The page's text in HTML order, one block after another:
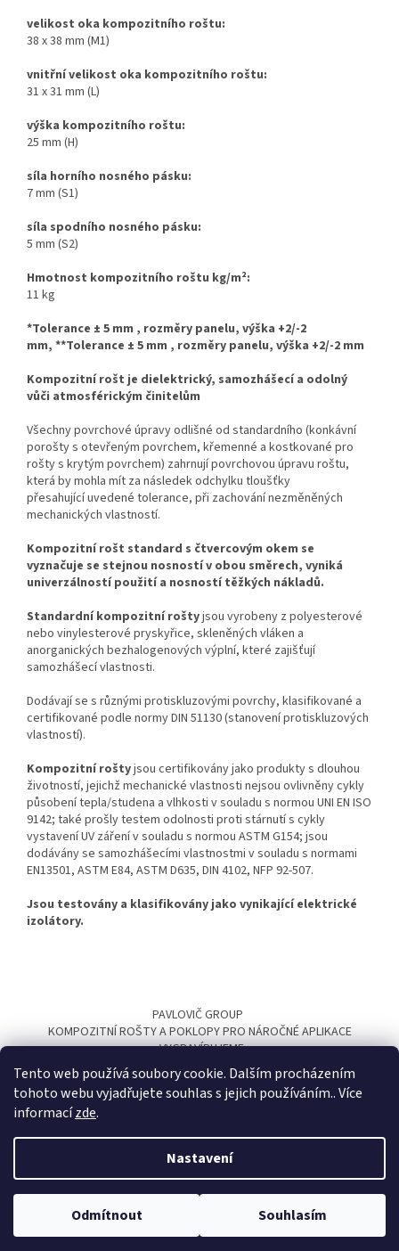
Tento web používá soubory cookie. Dalším procházením
tohoto webu vyjadřujete souhlas s jejich používáním.. Více
informacízde.
Nastavení
Odmítnout Souhlasím
Kompozitní rošty a kompozitní poklopy pro náročné aplikace. Peter
velikost oka kompozitního roštu:
38 x 38 mm (M1)
vnitřní velikost oka kompozitního roštu:
31 x 31 mm (L)
výška kompozitního roštu:
25 mm (H)
síla horního nosného pásku:
7 mm (S1)
síla spodního nosného pásku:
5 mm (S2)
Hmotnost kompozitního roštu kg/m²:
11 kg
*Tolerance ± 5 mm , rozměry panelu, výška +2/-2
mm, **Tolerance ± 5 mm , rozměry panelu, výška +2/-2 mm
Kompozitní rošt je dielektrický, samozhášecí a odolný
vůči atmosférickým činitelům
Všechny povrchové úpravy odlišné od standardního (konkávní
porošty s otevřeným povrchem, křemenné a kostkované pro
roštys krytým povrchem) zahrnují povrchovou úpravu roštu,
která by mohla mít za následek odchylku tloušťky
přesahujícíuvedené tolerance, při zachování nezměněných
mechanických vlastností.
Kompozitní rošt standard s čtvercovým okem se
vyznačuje se stejnou nosností v obou směrech, vyniká
univerzálností použití a nosností těžkých nákladů.
Standardní kompozitní roštyjsou vyrobeny z polyesterové
nebo vinylesterové pryskyřice, skleněných vláken a
anorganických bezhalogenových výplní, které zajišťují
samozhášecí vlastnosti.
Dodávají se s různými protiskluzovými povrchy, klasifikované a
certifikované podle normy DIN 51130 (stanovení protiskluzových
vlastností).
Kompozitní roštyjsou certifikovány jako produkty s dlouhou
životností, jejichž mechanické vlastnosti nejsou ovlivněny cykly
působení tepla/studena a vlhkosti v souladu s normou UNI EN ISO
9142; také prošly testem odolnosti proti stárnutí s cykly
vystavení UV zářenív souladu s normou ASTM G154; jsou
dodávány se samozhášecími vlastnostmi v souladu s normami
EN13501, ASTM E84, ASTM D635, DIN 4102, NFP 92-507.
Jsou testovány a klasifikovány jako vynikající elektrické
izolátory.
a
PAVLOVIČ GROUP
KOMPOZITNÍ ROŠTY A POKLOPY PRO NÁROČNÉ APLIKACE
VYGRAVÍRUJEME
Vytvořil Shoptet
Copyright 2026kompozitnirosty.cz . Všechna práva vyhrazena.